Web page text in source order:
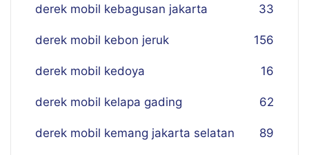
derek mobil kebagusan jakarta 33
derek mobil kebon jeruk 156
derek mobil kedoya 16
derek mobil kelapa gading 62
derek mobil kemang jakarta selatan 89